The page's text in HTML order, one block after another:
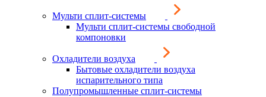
Мульти сплит-системы
Мульти сплит-системы свободной
компоновки
Охладители воздуха
Бытовые охладители воздуха
испарительного типа
Полупромышленные сплит-системы